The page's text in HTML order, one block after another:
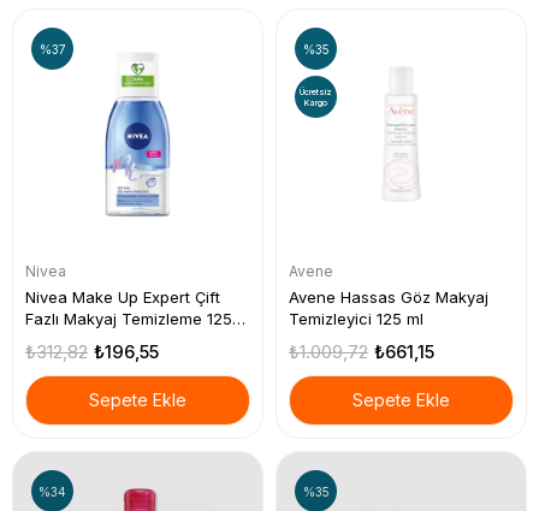
Nivea
Nivea Make Up Expert Çift
Fazlı Makyaj Temizleme 125
₺196,55
₺312,82
Sepete Ekle
%37
Avene
Avene Hassas Göz Makyaj
Temizleyici 125 ml
₺661,15
₺1.009,72
Sepete Ekle
%35
Ücretsiz
Kargo
%34 %35